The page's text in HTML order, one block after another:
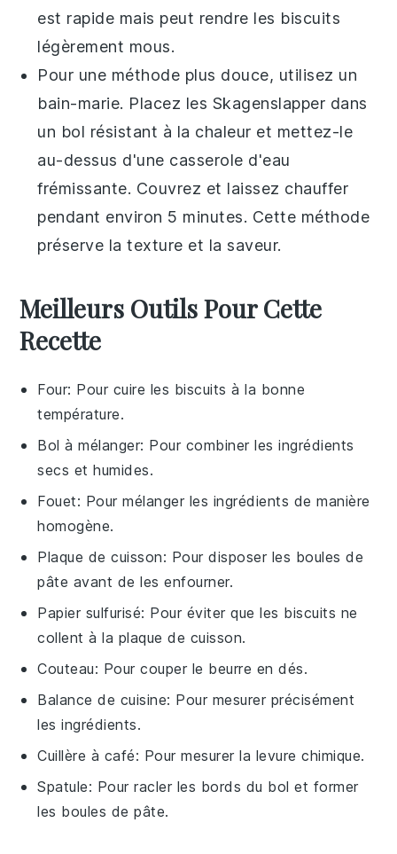
est rapide mais peut rendre les biscuits
légèrement mous.
Pour une méthode plus douce, utilisez un
bain-marie. Placez les Skagenslapper dans
un bol résistant à la chaleur et mettez-le
au-dessus d'une casserole d'eau
frémissante. Couvrez et laissez chauffer
pendant environ 5 minutes. Cette méthode
préserve la texture et la saveur.
Meilleurs Outils Pour Cette
Recette
Four: Pour cuire les biscuits à la bonne
température.
Bol à mélanger: Pour combiner les ingrédients
secs et humides.
Fouet: Pour mélanger les ingrédients de manière
homogène.
Plaque de cuisson: Pour disposer les boules de
pâte avant de les enfourner.
Papier sulfurisé: Pour éviter que les biscuits ne
collent à la plaque de cuisson.
Couteau: Pour couper le beurre en dés.
Balance de cuisine: Pour mesurer précisément
les ingrédients.
Cuillère à café: Pour mesurer la levure chimique.
Spatule: Pour racler les bords du bol et former
les boules de pâte.